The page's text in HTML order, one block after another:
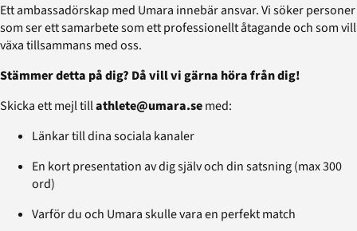
Ett ambassadörskap med Umara innebär ansvar. Vi söker personer
som ser ett samarbete som ett professionellt åtagande och som vill
växa tillsammans med oss.
Stämmer detta på dig? Då vill vi gärna höra från dig!
Skicka ett mejl tillathlete@umara.semed:
Länkar till dina sociala kanaler
En kort presentation av dig själv och din satsning (max 300
ord)
Varför du och Umara skulle vara en perfekt match